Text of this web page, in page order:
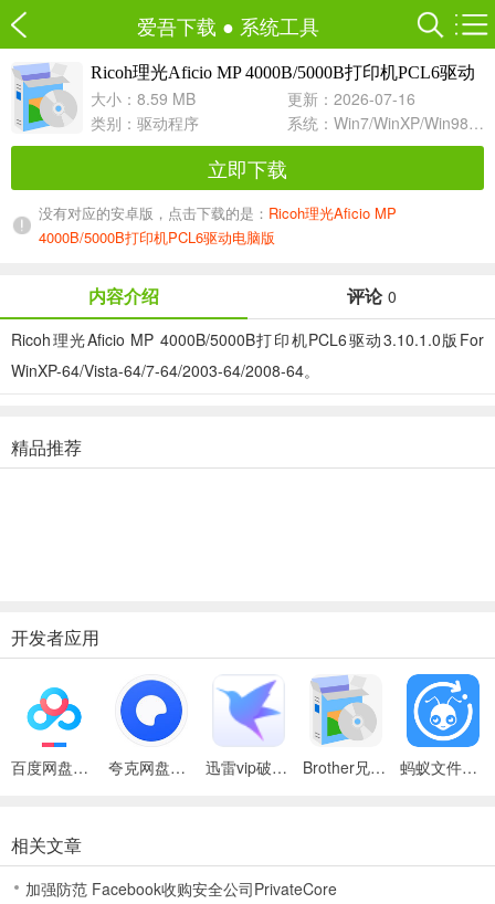
爱吾下载 ● 系统工具
Ricoh理光Aficio MP 4000B/5000B打印机PCL6驱动
3.10.1.0 For WinXP-64/Vista-64/7-64/2003-64
大小：8.59 MB
更新：2026-07-16
类别： 驱动程序 系统：Win7/WinXP/Win98/Win8/Win10兼容软件
立即下载
没有对应的安卓版，点击下载的是： Ricoh理光Aficio MP
4000B/5000B打印机PCL6驱动电脑版
内容介绍 评论 0
Ricoh理光Aficio MP 4000B/5000B打印机PCL6驱动3.10.1.0版For
WinXP-64/Vista-64/7-64/2003-64/2008-64。
精品推荐
开发者应用
百度网盘绿色免安装Pc电脑版 夸克网盘官方正式版 迅雷vip破解版永久会员2024版 Brother兄弟 MFC-8480DN多功能一体机ISIS驱动 蚂蚁文件（数据恢复大师）
相关文章
加强防范 Facebook收购安全公司PrivateCore